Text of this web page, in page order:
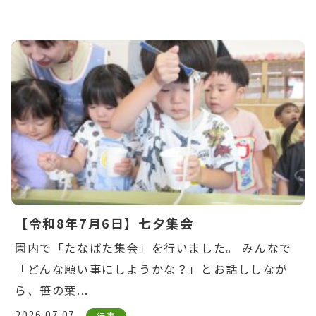
Warning: Undefined variable $post_id in
/home/ikuyoukai/ikuyoukai.jp/public_html/
content/themes/aoba/lib/include/news-
box.phpon line7
【令和8年7月6日】七夕集会
園内で「たなばた集会」を行いました。 みんなで
「どんな願い事にしようかな？」とお話ししなが
ら、笹の葉...